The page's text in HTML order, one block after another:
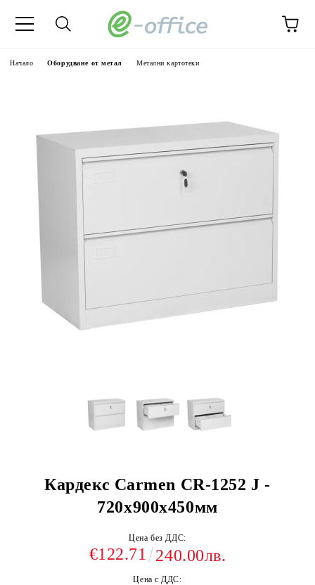
Начало Оборудване от метал Метални картотеки
Кардекс Carmen CR-1252 J -
720x900x450мм
Цена без ДДС:
€122.71 240.00лв.
Цена с ДДС: